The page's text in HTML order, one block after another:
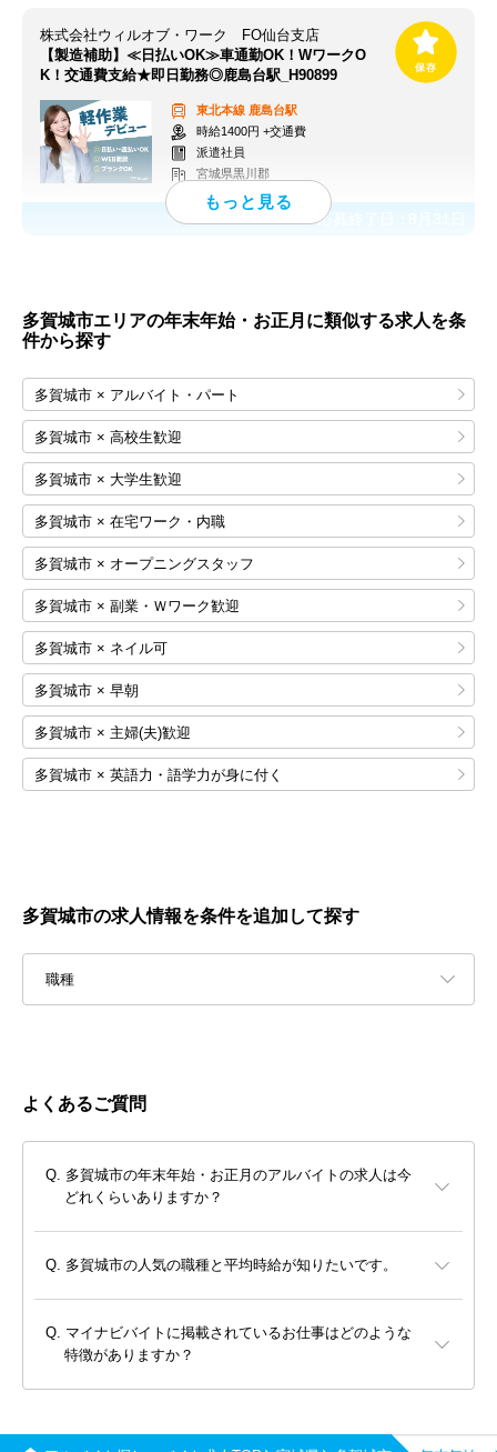
株式会社ウィルオブ・ワーク FO仙台支店
【製造補助】≪日払いOK≫車通勤OK！WワークO
K！交通費支給★即日勤務◎鹿島台駅_H90899
東北本線 鹿島台駅
時給1400円 +交通費
派遣社員
宮城県黒川郡
応募終了日：
多賀城市エリアの年末年始・お正月に類似する求人を条
件から探す
多賀城市 × アルバイト・パート
多賀城市 × 高校生歓迎
多賀城市 × 大学生歓迎
多賀城市 × 在宅ワーク・内職
多賀城市 × オープニングスタッフ
多賀城市 × 副業・Ｗワーク歓迎
多賀城市 × ネイル可
多賀城市 × 早朝
多賀城市 × 主婦(夫)歓迎
多賀城市 × 英語力・語学力が身に付く
多賀城市の求人情報を条件を追加して探す
職種
よくあるご質問
多賀城市の年末年始・お正月のアルバイトの求人は今
どれくらいありますか？
多賀城市の人気の職種と平均時給が知りたいです。
マイナビバイトに掲載されているお仕事はどのような
特徴がありますか？